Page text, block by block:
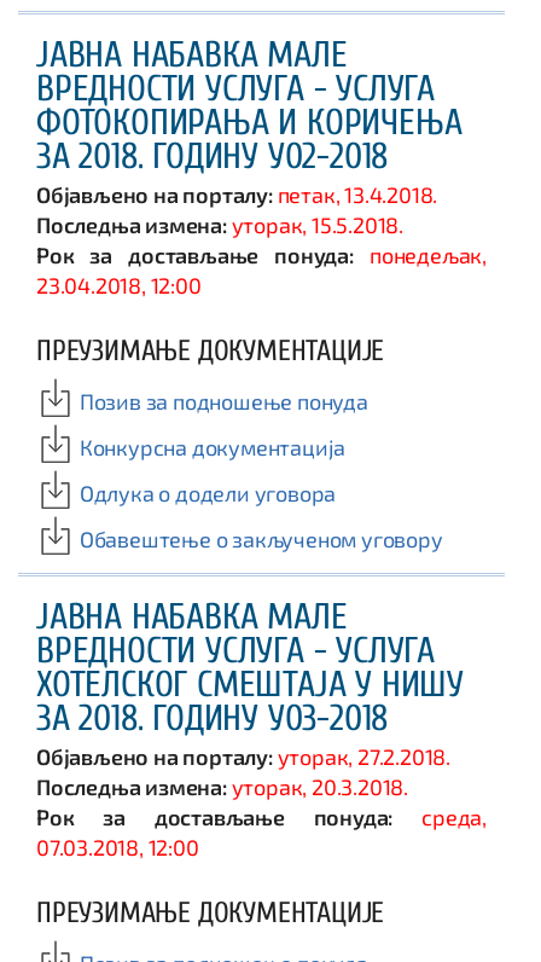
ЈАВНА НАБАВКА МАЛЕ
ВРЕДНОСТИ УСЛУГА - УСЛУГА
ФОТОКОПИРАЊА И КОРИЧЕЊА
ЗА 2018. ГОДИНУ У02-2018
Објављено на порталу: петак, 13.4.2018.
Последња измена:уторак, 15.5.2018.
Рок за достављање понуда:
понедељак,
23.04.2018, 12:00
ПРЕУЗИМАЊЕ ДОКУМЕНТАЦИЈЕ
Позив за подношење понуда
Конкурсна документација
Одлука о додели уговора
Обавештење о закљученом уговору
ЈАВНА НАБАВКА МАЛЕ
ВРЕДНОСТИ УСЛУГА - УСЛУГА
ХОТЕЛСКОГ СМЕШТАЈА У НИШУ
ЗА 2018. ГОДИНУ У03-2018
Објављено на порталу:уторак, 27.2.2018.
Последња измена:уторак, 20.3.2018.
Рок за достављање понуда:
среда,
07.03.2018, 12:00
ПРЕУЗИМАЊЕ ДОКУМЕНТАЦИЈЕ